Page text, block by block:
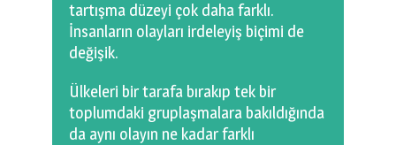
tartışma düzeyi çok daha farklı.
İnsanların olayları irdeleyiş biçimi de
değişik.
Ülkeleri bir tarafa bırakıp tek bir
toplumdaki gruplaşmalara bakıldığında
da aynı olayın ne kadar farklı